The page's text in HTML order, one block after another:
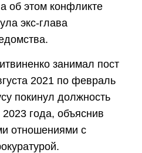
об этом конфликте
экс-глава
занимал пост
2021 по февраль
покинул должность
года, объяснив
отношениями с